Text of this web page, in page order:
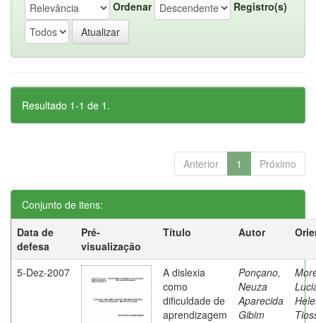
Ordenar
Registro(s)
Resultado 1-1 de 1.
Anterior 1 Próximo
Conjunto de itens:
Data de
defesa
Pré-
visualização
Título Autor
5-Dez-2007
A dislexia
como
dificuldade de
aprendizagem
Ponçano,
Neuza
Aparecida
Gibim